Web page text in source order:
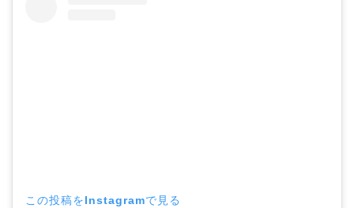
この投稿をInstagramで見る